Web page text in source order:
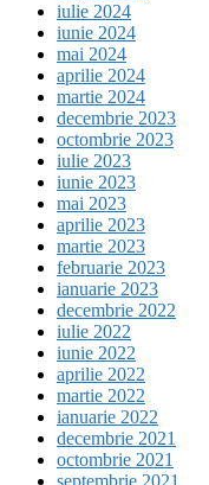
iulie 2024
iunie 2024
mai 2024
aprilie 2024
martie 2024
decembrie 2023
octombrie 2023
iulie 2023
iunie 2023
mai 2023
aprilie 2023
martie 2023
februarie 2023
ianuarie 2023
decembrie 2022
iulie 2022
iunie 2022
aprilie 2022
martie 2022
ianuarie 2022
decembrie 2021
octombrie 2021
septembrie 2021